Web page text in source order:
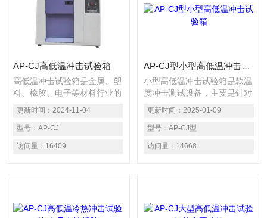
AP-CJ高低温冲击试验箱
高低温冲击试验箱是金属、塑
料、橡胶、电子等材料行业的
测试设备。它主要用于测试材
料结构或复合材料在瞬间经历
高温及低温连续环境下的忍受
程度，以便在短时间内检测试
样因热胀冷缩所引起的化学变
更新时间： 2024-11-04
型号： AP-CJ
访问量： 16409
AP-CJ型小型高低温冲击试验箱
小型高低温冲击试验箱是款温
度冲击测试设备，主要是针对
产品和原材料及元器件，进行
瞬间高低温冲击，检验产品的
耐温度能力，主要由箱体、制
冷系统、加热系统、空气循环
系统以及控制系统组成。
更新时间： 2025-01-09
型号： AP-CJ型
访问量： 14668